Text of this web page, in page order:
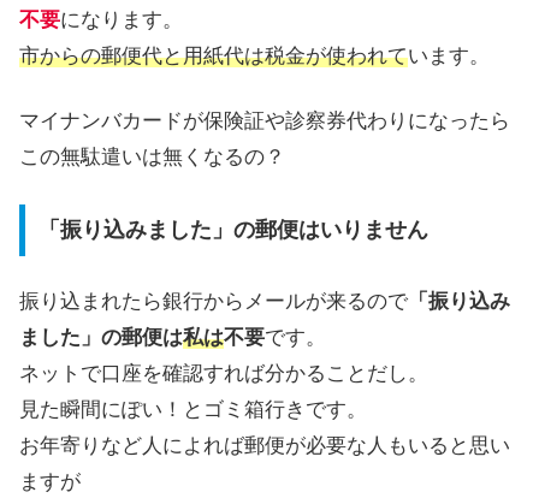
不要になります。
市からの郵便代と用紙代は税金が使われています。
マイナンバカードが保険証や診察券代わりになったら
この無駄遣いは無くなるの？
「振り込みました」の郵便はいりません
振り込まれたら銀行からメールが来るので 「振り込み
ました」の郵便は私は不要です。
ネットで口座を確認すれば分かることだし。
見た瞬間にぽい！とゴミ箱行きです。
お年寄りなど人によれば郵便が必要な人もいると思い
ますが